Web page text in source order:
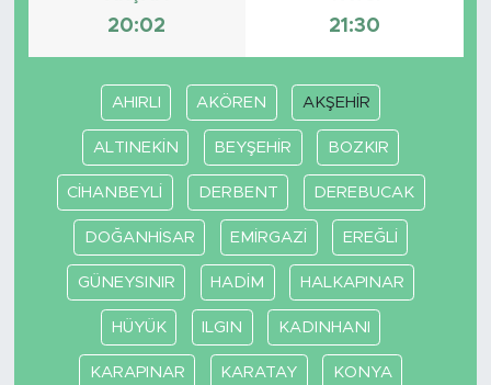
20:02 21:30
AHIRLI AKÖREN AKŞEHİR
ALTINEKİN BEYŞEHİR BOZKIR
CİHANBEYLİ DERBENT DEREBUCAK
DOĞANHİSAR EMİRGAZİ EREĞLİ
GÜNEYSINIR HADİM HALKAPINAR
HÜYÜK ILGIN KADINHANI
KARAPINAR KARATAY KONYA